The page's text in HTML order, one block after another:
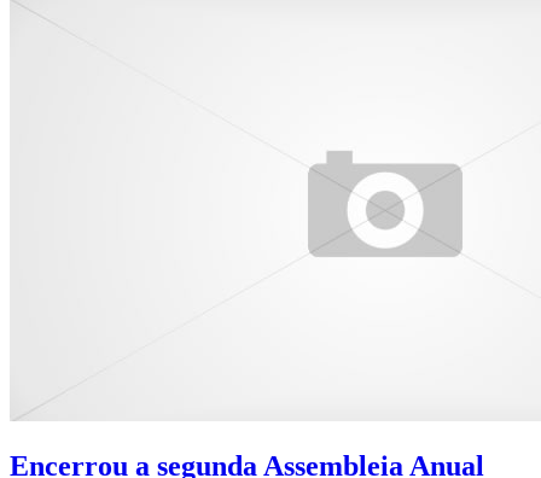
Encerrou a segunda Assembleia Anual